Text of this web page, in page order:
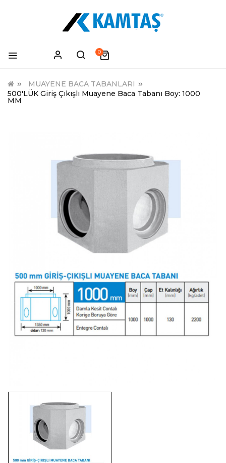
0
MUAYENE BACA TABANLARI
500'LÜK Giriş Çıkışlı Muayene Baca Tabanı Boy: 1000
MM